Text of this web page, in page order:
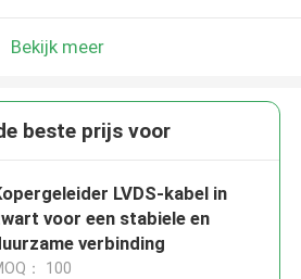
Bekijk meer
beste prijs voor
LVDS-kabel in
voor een stabiele en
verbinding
： 100